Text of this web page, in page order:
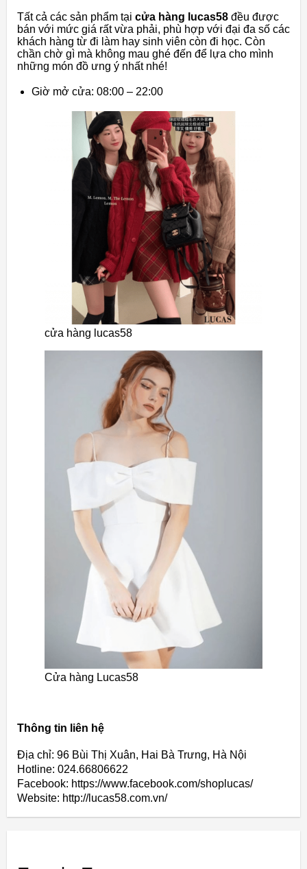
Tất cả các sản phẩm tại cửa hàng lucas58 đều được
bán với mức giá rất vừa phải, phù hợp với đại đa số các
khách hàng từ đi làm hay sinh viên còn đi học. Còn
chần chờ gì mà không mau ghé đến để lựa cho mình
những món đồ ưng ý nhất nhé!
Giờ mở cửa: 08:00 – 22:00
cửa hàng lucas58
Cửa hàng Lucas58
Thông tin liên hệ
Địa chỉ: 96 Bùi Thị Xuân, Hai Bà Trưng, Hà Nội
Hotline: 024.66806622
Facebook: https://www.facebook.com/shoplucas/
Website: http://lucas58.com.vn/